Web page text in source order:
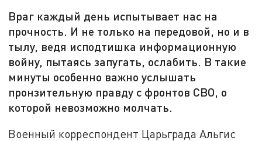
Враг каждый день испытывает нас на
прочность. И не только на передовой, но и в
тылу, ведя исподтишка информационную
войну, пытаясь запугать, ослабить. В такие
минуты особенно важно услышать
пронзительную правду с фронтов СВО, о
которой невозможно молчать.
Военный корреспондент Царьграда Альгис